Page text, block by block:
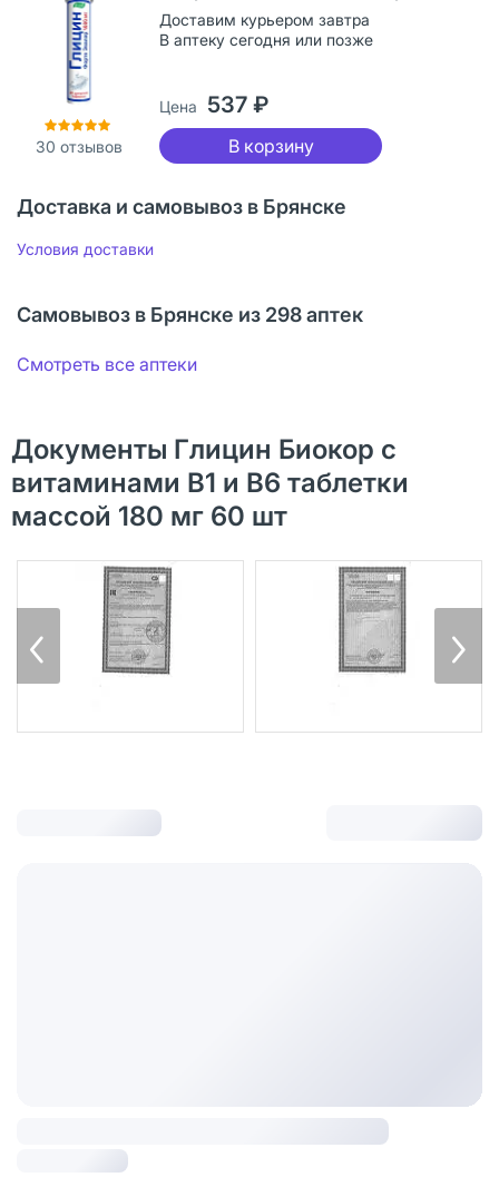
30 отзывов
Доставим курьером завтра
В аптеку сегодня или позже
Цена 537 ₽
В корзину
Доставка и самовывоз в Брянске
Условия доставки
Самовывоз в Брянске из 298 аптек
Смотреть все аптеки
Документы Глицин Биокор с
витаминами В1 и В6 таблетки
массой 180 мг 60 шт